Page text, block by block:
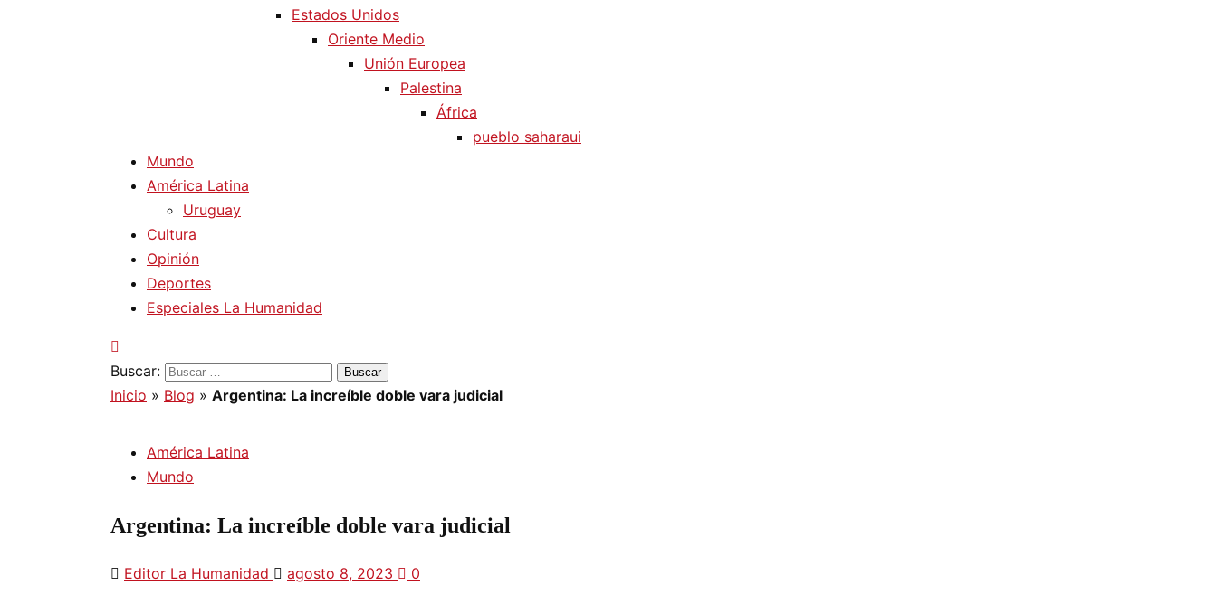
Estados Unidos
Oriente Medio
Unión Europea
Palestina
África
pueblo saharaui
Mundo
América Latina
Uruguay
Cultura
Opinión
Deportes
Especiales La Humanidad
Buscar:
Inicio » Blog » Argentina: La increíble doble vara judicial
América Latina
Mundo
Argentina: La increíble doble vara judicial
Editor La Humanidad agosto 8, 2023 0